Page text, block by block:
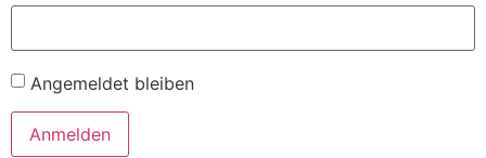
Angemeldet bleiben
Anmelden